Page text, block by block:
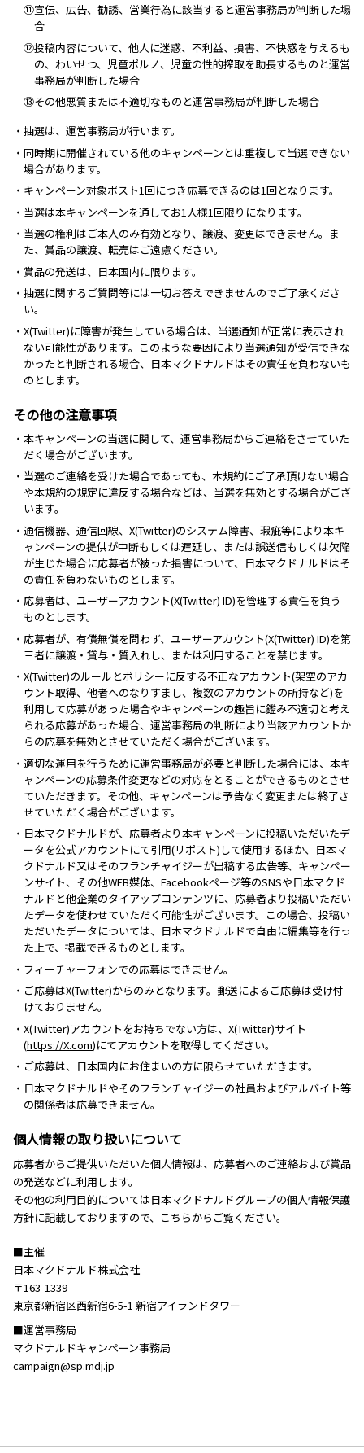
⑪宣伝、広告、勧誘、営業行為に該当すると運営事務局が判断した場
合
⑫投稿内容について、他人に迷惑、不利益、損害、不快感を与えるも
の、わいせつ、児童ポルノ、児童の性的搾取を助長するものと運営
事務局が判断した場合
⑬その他悪質または不適切なものと運営事務局が判断した場合
・抽選は、運営事務局が行います。
・同時期に開催されている他のキャンペーンとは重複して当選できない
場合があります。
・キャンペーン対象ポスト1回につき応募できるのは1回となります。
・当選は本キャンペーンを通してお1人様1回限りになります。
・当選の権利はご本人のみ有効となり、譲渡、変更はできません。ま
た、賞品の譲渡、転売はご遠慮ください。
・賞品の発送は、日本国内に限ります。
・抽選に関するご質問等には一切お答えできませんのでご了承くださ
い。
・X(Twitter)に障害が発生している場合は、当選通知が正常に表示され
ない可能性があります。このような要因により当選通知が受信できな
かったと判断される場合、日本マクドナルドはその責任を負わないも
のとします。
その他の注意事項
・本キャンペーンの当選に関して、運営事務局からご連絡をさせていた
だく場合がございます。
・当選のご連絡を受けた場合であっても、本規約にご了承頂けない場合
や本規約の規定に違反する場合などは、当選を無効とする場合がござ
います。
・通信機器、通信回線、X(Twitter)のシステム障害、瑕疵等により本キ
ャンペーンの提供が中断もしくは遅延し、または誤送信もしくは欠陥
が生じた場合に応募者が被った損害について、日本マクドナルドはそ
の責任を負わないものとします。
・応募者は、ユーザーアカウント(X(Twitter) ID)を管理する責任を負う
ものとします。
・応募者が、有償無償を問わず、ユーザーアカウント(X(Twitter) ID)を第
三者に譲渡・貸与・質入れし、または利用することを禁じます。
・X(Twitter)のルールとポリシーに反する不正なアカウント(架空のアカ
ウント取得、他者へのなりすまし、複数のアカウントの所持など)を
利用して応募があった場合やキャンペーンの趣旨に鑑み不適切と考え
られる応募があった場合、運営事務局の判断により当該アカウントか
らの応募を無効とさせていただく場合がございます。
・適切な運用を行うために運営事務局が必要と判断した場合には、本キ
ャンペーンの応募条件変更などの対応をとることができるものとさせ
ていただきます。その他、キャンペーンは予告なく変更または終了さ
せていただく場合がございます。
・日本マクドナルドが、応募者より本キャンペーンに投稿いただいたデ
ータを公式アカウントにて引用(リポスト)して使用するほか、日本マ
クドナルド又はそのフランチャイジーが出稿する広告等、キャンペー
ンサイト、その他WEB媒体、Facebookページ等のSNSや日本マクド
ナルドと他企業のタイアップコンテンツに、応募者より投稿いただい
たデータを使わせていただく可能性がございます。この場合、投稿い
ただいたデータについては、日本マクドナルドで自由に編集等を行っ
た上で、掲載できるものとします。
・フィーチャーフォンでの応募はできません。
・ご応募はX(Twitter)からのみとなります。郵送によるご応募は受け付
けておりません。
・X(Twitter)アカウントをお持ちでない方は、X(Twitter)サイト
(https://X.com)にてアカウントを取得してください。
・ご応募は、日本国内にお住まいの方に限らせていただきます。
・日本マクドナルドやそのフランチャイジーの社員およびアルバイト等
の関係者は応募できません。
個人情報の取り扱いについて
応募者からご提供いただいた個人情報は、応募者へのご連絡および賞品
の発送などに利用します。
その他の利用目的については日本マクドナルドグループの個人情報保護
方針に記載しておりますので、 こちらからご覧ください。
■主催
日本マクドナルド株式会社
〒163-1339
東京都新宿区西新宿6-5-1 新宿アイランドタワー
■運営事務局
マクドナルドキャンペーン事務局
campaign@sp.mdj.jp